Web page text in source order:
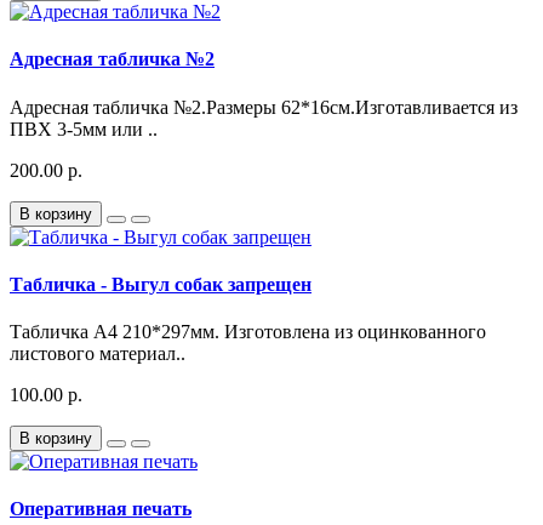
Адресная табличка №2
Адресная табличка №2.Размеры 62*16см.Изготавливается из
ПВХ 3-5мм или ..
200.00 р.
В корзину
Табличка - Выгул собак запрещен
Табличка А4 210*297мм. Изготовлена из оцинкованного
листового материал..
100.00 р.
В корзину
Оперативная печать